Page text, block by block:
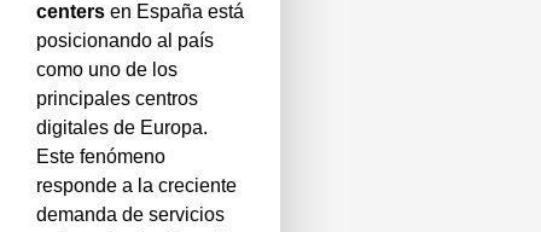
centers en España está
posicionando al país
como uno de los
principales centros
digitales de Europa.
Este fenómeno
responde a la creciente
demanda de servicios